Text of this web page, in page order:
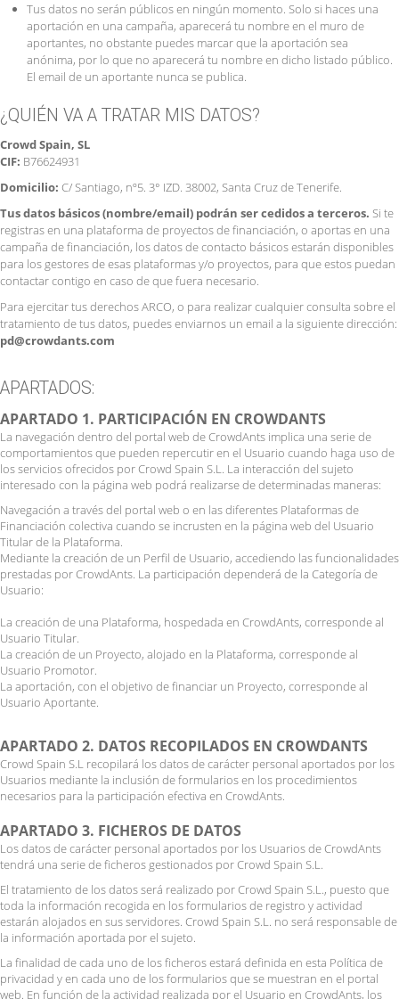
Tus datos no serán públicos en ningún momento. Solo si haces una
aportación en una campaña, aparecerá tu nombre en el muro de
aportantes, no obstante puedes marcar que la aportación sea
anónima, por lo que no aparecerá tu nombre en dicho listado público.
El email de un aportante nunca se publica.
¿QUIÉN VA A TRATAR MIS DATOS?
Crowd Spain, SL
CIF: B76624931
Domicilio: C/ Santiago, nº5. 3° IZD. 38002, Santa Cruz de Tenerife.
Tus datos básicos (nombre/email) podrán ser cedidos a terceros. Si te
registras en una plataforma de proyectos de financiación, o aportas en una
campaña de financiación, los datos de contacto básicos estarán disponibles
para los gestores de esas plataformas y/o proyectos, para que estos puedan
contactar contigo en caso de que fuera necesario.
Para ejercitar tus derechos ARCO, o para realizar cualquier consulta sobre el
tratamiento de tus datos, puedes enviarnos un email a la siguiente dirección:
pd@crowdants.com
APARTADOS:
APARTADO 1. PARTICIPACIÓN EN CROWDANTS
La navegación dentro del portal web de CrowdAnts implica una serie de
comportamientos que pueden repercutir en el Usuario cuando haga uso de
los servicios ofrecidos por Crowd Spain S.L. La interacción del sujeto
interesado con la página web podrá realizarse de determinadas maneras:
Navegación a través del portal web o en las diferentes Plataformas de
Financiación colectiva cuando se incrusten en la página web del Usuario
Titular de la Plataforma.
Mediante la creación de un Perfil de Usuario, accediendo las funcionalidades
prestadas por CrowdAnts. La participación dependerá de la Categoría de
Usuario:
La creación de una Plataforma, hospedada en CrowdAnts, corresponde al
Usuario Titular.
La creación de un Proyecto, alojado en la Plataforma, corresponde al
Usuario Promotor.
La aportación, con el objetivo de financiar un Proyecto, corresponde al
Usuario Aportante.
APARTADO 2. DATOS RECOPILADOS EN CROWDANTS
Crowd Spain S.L recopilará los datos de carácter personal aportados por los
Usuarios mediante la inclusión de formularios en los procedimientos
necesarios para la participación efectiva en CrowdAnts.
APARTADO 3. FICHEROS DE DATOS
Los datos de carácter personal aportados por los Usuarios de CrowdAnts
tendrá una serie de ficheros gestionados por Crowd Spain S.L.
El tratamiento de los datos será realizado por Crowd Spain S.L., puesto que
toda la información recogida en los formularios de registro y actividad
estarán alojados en sus servidores. Crowd Spain S.L. no será responsable de
la información aportada por el sujeto.
La finalidad de cada uno de los ficheros estará definida en esta Política de
privacidad y en cada uno de los formularios que se muestran en el portal
web. En función de la actividad realizada por el Usuario en CrowdAnts, los